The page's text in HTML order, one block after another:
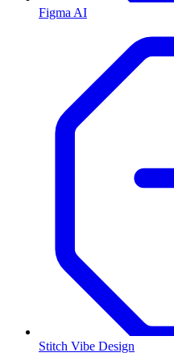
Figma AI
Stitch Vibe Design